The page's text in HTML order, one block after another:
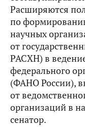
Расширяются
по
научных
от
РАСХН) в
федерального
(ФАНО России),
от
организаций в
сенатор.